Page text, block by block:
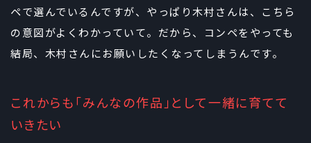
ペで選んでいるんですが、やっぱり木村さんは、こちら
の意図がよくわかっていて。だから、コンペをやっても
結局、木村さんにお願いしたくなってしまうんです。
これからも「みんなの作品」として一緒に育てて
いきたい